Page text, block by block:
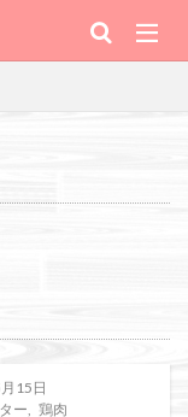
15日
ー 鶏肉
'番組' (this will
themes/the-